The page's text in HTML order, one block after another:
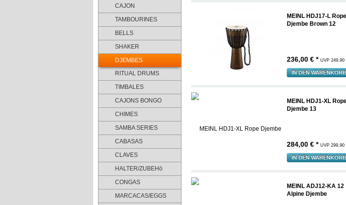
CAJON
TAMBOURINES
BELLS
SHAKER
DJEMBES
RITUAL DRUMS
TIMBALES
CAJONS BONGO
CHIMES
SAMBA SERIES
CABASAS
CLAVES
HALTER/ZUBEHö
CONGAS
MARCACAS/EGGS
MEINL HDJ17-L Rope
Djembe Brown 12
236,00 € * UVP 249,90
IN DEN WARENKORB
MEINL HDJ1-XL
Djembe 13
284,00 € * UVP 299,90
IN DEN WARENKORB
MEINL ADJ12-KA 12
Alpine Djembe